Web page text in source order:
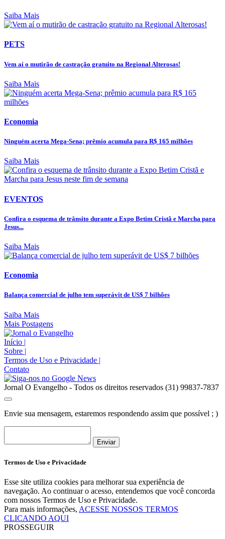
Saiba Mais
PETS
Vem aí o mutirão de castração gratuito na Regional Alterosas!
Saiba Mais
Economia
Ninguém acerta Mega-Sena; prêmio acumula para R$ 165 milhões
Saiba Mais
EVENTOS
Confira o esquema de trânsito durante a Expo Betim Cristã e Marcha para
Jesus...
Saiba Mais
Economia
Balança comercial de julho tem superávit de US$ 7 bilhões
Saiba Mais
Mais Postagens
Início |
Sobre |
Termos de Uso e Privacidade |
Contato
Jornal O Evangelho - Todos os direitos reservados (31) 99837-7837
Envie sua mensagem, estaremos respondendo assim que possível ; )
Enviar
Termos de Uso e Privacidade
Esse site utiliza cookies para melhorar sua experiência de
navegação. Ao continuar o acesso, entendemos que você concorda
com nossos Termos de Uso e Privacidade.
Para mais informações, ACESSE NOSSOS TERMOS
CLICANDO AQUI
PROSSEGUIR